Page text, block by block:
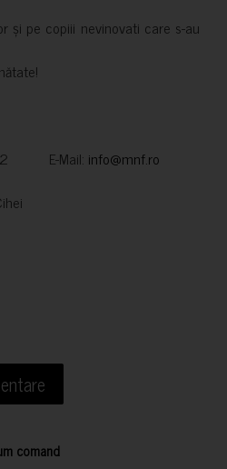
și pe copiii nevinovati care s-au
E-Mail: info@mnf.ro
comand